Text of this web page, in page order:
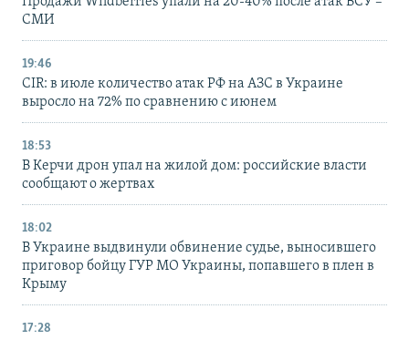
СМИ
19:46
CIR: в июле количество атак РФ на АЗС в Украине
выросло на 72% по сравнению с июнем
18:53
В Керчи дрон упал на жилой дом: российские власти
сообщают о жертвах
18:02
В Украине выдвинули обвинение судье, выносившего
приговор бойцу ГУР МО Украины, попавшего в плен в
Крыму
17:28